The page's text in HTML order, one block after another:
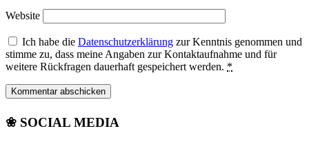
Website
Ich habe die Datenschutzerklärung zur Kenntnis genommen und
stimme zu, dass meine Angaben zur Kontaktaufnahme und für
weitere Rückfragen dauerhaft gespeichert werden. *
❀ SOCIAL MEDIA